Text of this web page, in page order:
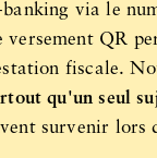
via le
QR
fiscale.
qu'un seul
survenir lors